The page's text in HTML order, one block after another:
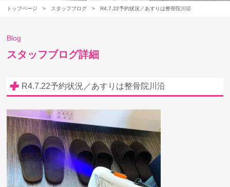
トップページ > スタッフブログ > R4.7.22予約状況／あすりは整骨院川沿
Blog
スタッフブログ詳細
R4.7.22予約状況／あすりは整骨院川沿